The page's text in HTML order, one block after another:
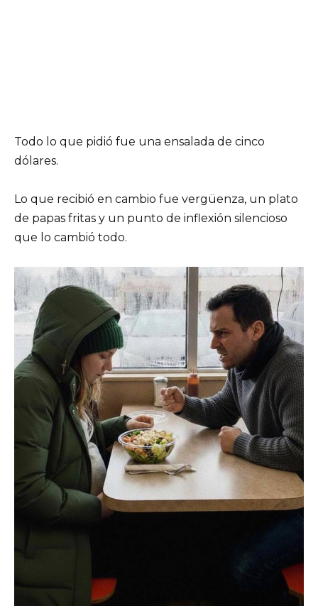
Todo lo que pidió fue una ensalada de cinco
dólares.
Lo que recibió en cambio fue vergüenza, un plato
de papas fritas y un punto de inflexión silencioso
que lo cambió todo.